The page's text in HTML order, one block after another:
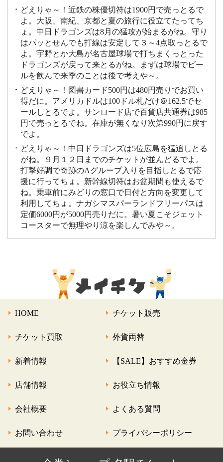
どえりゃ～！近鉄の株優切符は1900円で売っとるで
よ。大阪、南紀、京都と夏の旅行に役立てたってち
ょ。中日ドラゴンズは8月の猛攻が始まるがね。守り
はパッとせんでも打線は安定して３～4点取っとるで
よ。宇野とか大島が名古屋球場で打ちまくっとった
ドラゴンズが戻って来とるがね。まずは球場でビー
ルを飲んで来季のことは後で考えや～。
どえりゃ～！図書カード500円は480円売りでお買い
得だに。アメリカドルは100ドル札だけ＠162.5でセ
ールしとるでよ。サンロード店で百貨店共通券は985
円で売っとるでね。在庫が無くなり次第990円に戻す
でよ。
どえりゃ～！中日ドラゴンズは5位広島を猛追しとる
がね。９月１２日までのチケットが並んどるでよ。
打撃好調で奇跡のAグループ入りを目指しとるで応
援に行ってちょ。新幹線切符はお盆期間も使えるで
ね。乗車前にみどりの窓口で日付と方向を変更して
利用してちょ。ナガシマスパーランドフリーパスは
定価6000円が5000円売りだに。暑い夏こそジェット
コースターで無理やり涼を楽しんでみや～。
HOME チケット販売
チケット買取 外貨両替
新着情報 【SALE】おすすめ金券
店舗情報 お役立ち情報
会社概要 よくある質問
お問い合わせ プライバシーポリシー